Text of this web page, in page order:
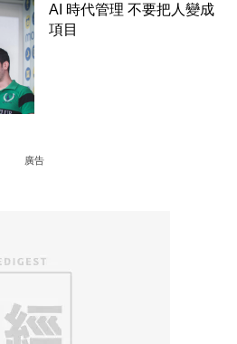
AI 時代管理 不要把人變成
項目
廣告